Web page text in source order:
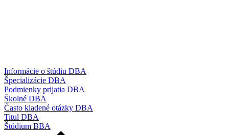
Informácie o štúdiu DBA
Špecializácie DBA
Podmienky prijatia DBA
Školné DBA
Často kladené otázky DBA
Titul DBA
Štúdium BBA